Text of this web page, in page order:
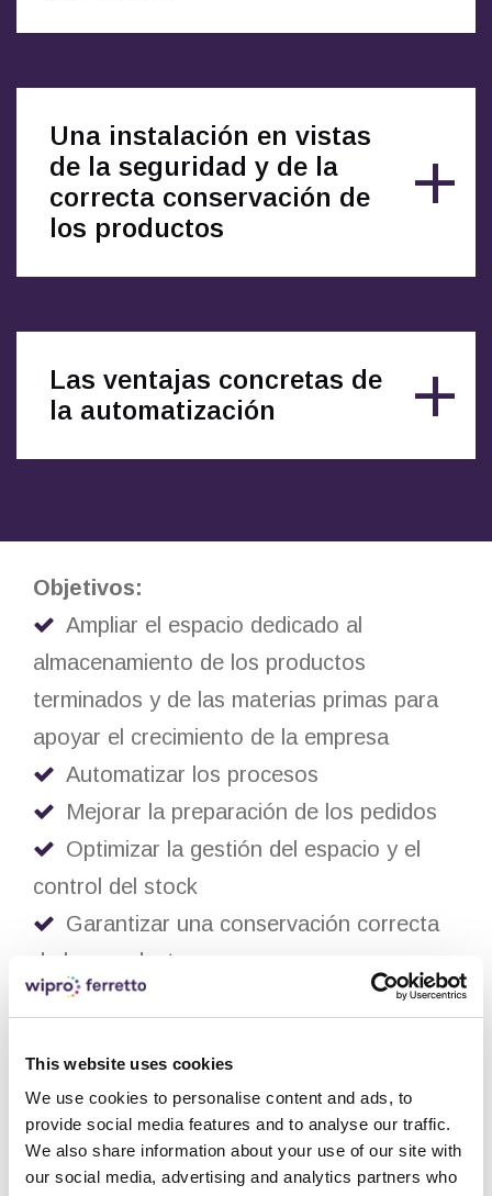
This website uses cookies
We use cookies to personalise content and ads, to
provide social media features and to analyse our traffic.
We also share information about your use of our site with
our social media, advertising and analytics partners who
Una instalación en vistas
de la seguridad y de la
correcta conservación de
los productos
Las ventajas concretas de
la automatización
Objetivos:
Ampliar el espacio dedicado al
almacenamiento de los productos
terminados y de las materias primas para
apoyar el crecimiento de la empresa
Automatizar los procesos
Mejorar la preparación de los pedidos
Optimizar la gestión del espacio y el
control del stock
Garantizar una conservación correcta
de los productos.
Emisiones de CO2 neutras o negativas
Bora
Solución: